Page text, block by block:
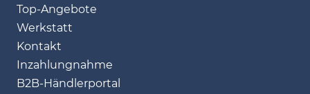
Top-Angebote
Werkstatt
Kontakt
Inzahlungnahme
B2B-Händlerportal